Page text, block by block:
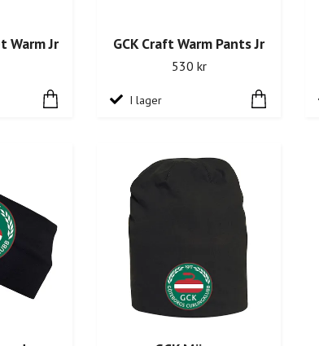
Warm Jr GCK Craft Warm Pants Jr
530 kr
I lager